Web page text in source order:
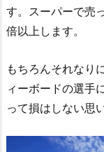
す。スーパーで売
倍以上します。
もちろんそれなり
ィーボードの選手
って損はしない思